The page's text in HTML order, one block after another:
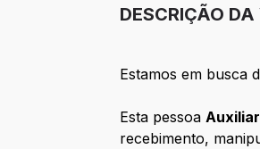
DESCRIÇÃO
Estamos em busca
Esta pessoa
recebimento,